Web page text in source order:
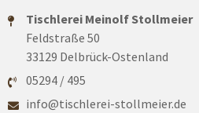
Tischlerei Meinolf Stollmeier
Feldstraße 50
33129 Delbrück-Ostenland
05294 / 495
info@tischlerei-stollmeier.de